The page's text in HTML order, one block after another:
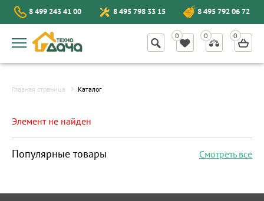
8 499 243 41 00 8 495 798 33 15 8 495 792 06 72
Главная страница Каталог
Элемент не найден
Популярные товары Смотреть все